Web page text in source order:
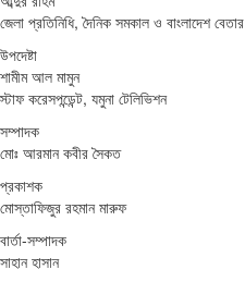
জেলা প্রতিনিধি, দৈনিক সমকাল ও বাংলাদেশ বেতার
উপদেষ্টা
শামীম আল মামুন
স্টাফ করেসপন্ডেন্ট, যমুনা টেলিভিশন
সম্পাদক
মোঃ আরমান কবীর সৈকত
প্রকাশক
মোস্তাফিজুর রহমান মারুফ
বার্তা-সম্পাদক
সাহান হাসান